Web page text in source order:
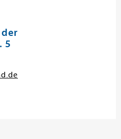
der
5